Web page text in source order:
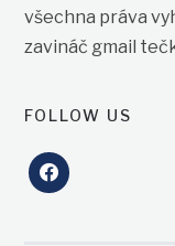
všechna práva
zavináč gmail
FOLLOW US
facebook